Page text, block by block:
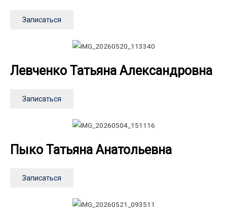
Записаться
Левченко Татьяна Александровна
Записаться
Пыко Татьяна Анатольевна
Записаться